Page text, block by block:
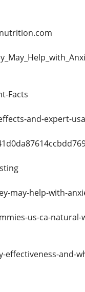
Facts
and-expert-
may-help-with-
us-ca-
and-